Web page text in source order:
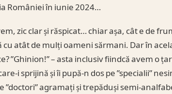
României în iunie 2024…
zic clar și răspicat… chiar așa, cât e de
cu atât de mulți oameni sărmani. Dar în
”Ghinion!” – asta inclusiv fiindcă avem o
i sprijină și îi pupă-n dos pe ”specialii”
”doctori” agramați și trepăduși semi-